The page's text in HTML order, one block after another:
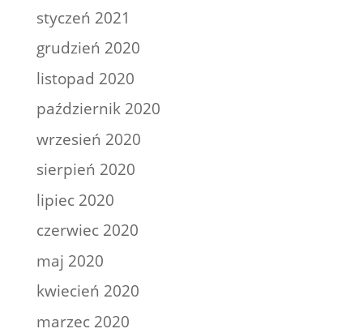
styczeń 2021
grudzień 2020
listopad 2020
październik 2020
wrzesień 2020
sierpień 2020
lipiec 2020
czerwiec 2020
maj 2020
kwiecień 2020
marzec 2020